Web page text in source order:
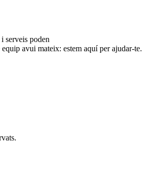
serveis poden
avui mateix: estem aquí per ajudar-te.